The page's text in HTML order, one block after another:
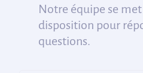
Notre équipe se
disposition pour
questions.